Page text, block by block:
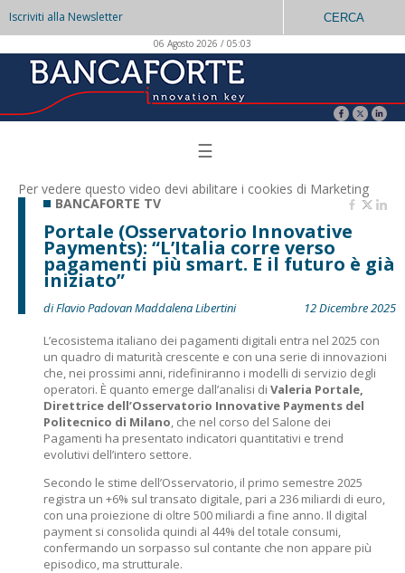
Iscriviti alla Newsletter CERCA
06 Agosto 2026 / 05:03
☰
Per vedere questo video devi abilitare i cookies di Marketing
BANCAFORTE TV
Portale (Osservatorio Innovative
Payments): “L’Italia corre verso
pagamenti più smart. E il futuro è già
iniziato”
di Flavio Padovan Maddalena Libertini
12 Dicembre 2025
L’ecosistema italiano dei pagamenti digitali entra nel 2025 con
un quadro di maturità crescente e con una serie di innovazioni
che, nei prossimi anni, ridefiniranno i modelli di servizio degli
operatori. È quanto emerge dall’analisi di Valeria Portale,
Direttrice dell’Osservatorio Innovative Payments del
Politecnico di Milano, che nel corso del Salone dei
Pagamenti ha presentato indicatori quantitativi e trend
evolutivi dell’intero settore.
Secondo le stime dell’Osservatorio, il primo semestre 2025
registra un +6% sul transato digitale, pari a 236 miliardi di euro,
con una proiezione di oltre 500 miliardi a fine anno. Il digital
payment si consolida quindi al 44% del totale consumi,
confermando un sorpasso sul contante che non appare più
episodico, ma strutturale.